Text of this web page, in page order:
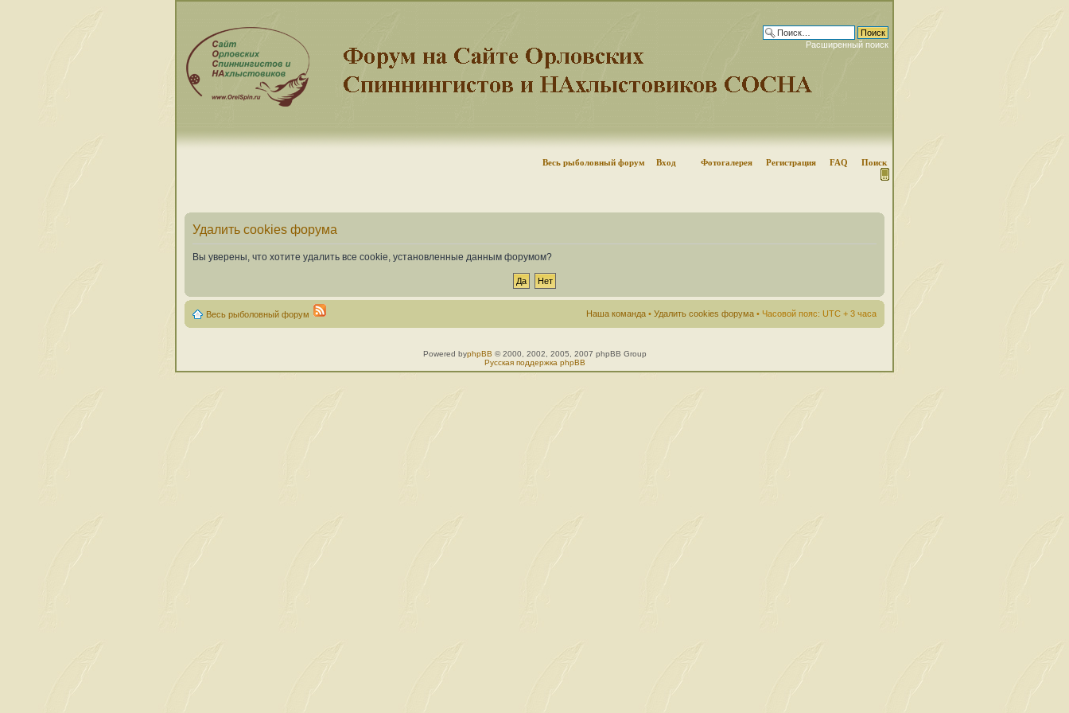
Расширенный поиск
Весь рыболовный форум Вход Фотогалерея Регистрация FAQ Поиск
Удалить cookies форума
Вы уверены, что хотите удалить все cookie, установленные данным форумом?
Весь рыболовный форум Наша команда • Удалить cookies форума • Часовой пояс: UTC + 3 часа
Powered byphpBB © 2000, 2002, 2005, 2007 phpBB Group
Русская поддержка phpBB